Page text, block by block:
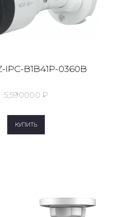
IPC-B1B41P-0360B
5,590000₽
КУПИТЬ